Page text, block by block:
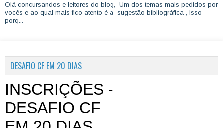
Olá concursandos e leitores do blog, Um dos temas mais pedidos por
vocês e ao qual mais fico atento é a sugestão bibliográfica , isso
porq...
DESAFIO CF EM 20 DIAS